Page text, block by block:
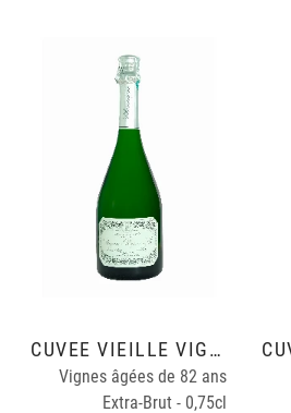
CUVÉE VIEILLE VIGNE
Vignes âgées de 82 ans
Extra-Brut - 0,75cl